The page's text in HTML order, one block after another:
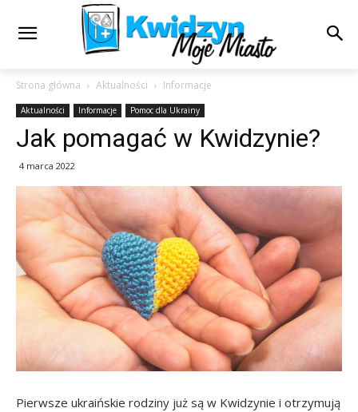
Strona główna Aktualności Informacje
Aktualności Informacje Pomoc dla Ukrainy
Jak pomagać w Kwidzynie?
4 marca 2022
Pierwsze ukraińskie rodziny już są w Kwidzynie i otrzymują